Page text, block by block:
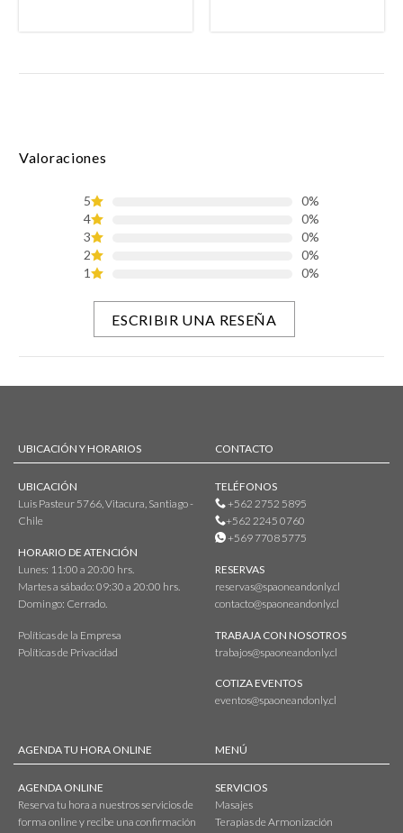
Valoraciones
5
0%
4
0%
3
0%
2
0%
1
0%
ESCRIBIR UNA RESEÑA
UBICACIÓN Y HORARIOS
UBICACIÓN
Luis Pasteur 5766, Vitacura, Santiago -
Chile
HORARIO DE ATENCIÓN
Lunes: 11:00 a 20:00 hrs.
Martes a sábado: 09:30 a 20:00 hrs.
Domingo: Cerrado.
Políticas de la Empresa
Políticas de Privacidad
CONTACTO
TELÉFONOS
+562 2752 5895
+562 2245 0760
+569 7708 5775
RESERVAS
reservas@spaoneandonly.cl
contacto@spaoneandonly.cl
TRABAJA CON NOSOTROS
trabajos@spaoneandonly.cl
COTIZA EVENTOS
eventos@spaoneandonly.cl
AGENDA TU HORA ONLINE
AGENDA ONLINE
Reserva tu hora a nuestros servicios de
forma online y recibe una confirmación
MENÚ
SERVICIOS
Masajes
Terapias de Armonización